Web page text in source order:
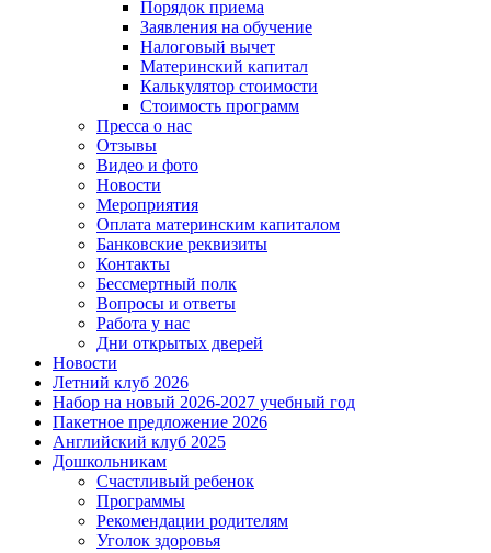
Порядок приема
Заявления на обучение
Налоговый вычет
Материнский капитал
Калькулятор стоимости
Стоимость программ
Пресса о нас
Отзывы
Видео и фото
Новости
Мероприятия
Оплата материнским капиталом
Банковские реквизиты
Контакты
Бессмертный полк
Вопросы и ответы
Работа у нас
Дни открытых дверей
Новости
Летний клуб 2026
Набор на новый 2026-2027 учебный год
Пакетное предложение 2026
Английский клуб 2025
Дошкольникам
Счастливый ребенок
Программы
Рекомендации родителям
Уголок здоровья